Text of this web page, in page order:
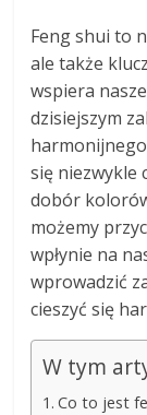
Feng shui to
ale także
wspiera
dzisiejszym
się niezwykle
dobór
możemy
wpłynie na
wprowadzić
cieszyć się
W tym
Co to jest